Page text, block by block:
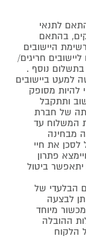
לתנאי
בהתאם
היישובים
חריגים/
בתשלום נוסף .
למעט ביישובים
להיות מסופק
ותתקבל
של חברת
המשלוח עד
מבחינה
לסכן את חיי
פתרון
ביטול
הבלעדי של
לבצעה
מיוחד
ההובלה
הלקוח